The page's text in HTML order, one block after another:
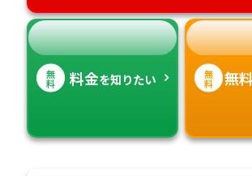
無
料 料金を知りたい 無
料 無